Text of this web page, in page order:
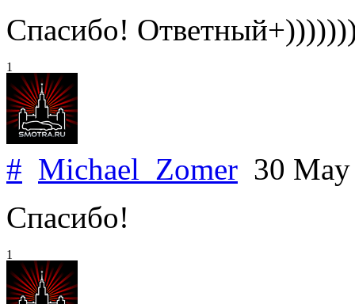
Спасибо!
1
# Michael_Zomer 30
Спасибо!
1